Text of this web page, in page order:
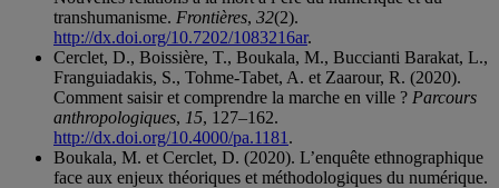
transhumanisme. Frontières, 32(2).
http://dx.doi.org/10.7202/1083216ar.
Cerclet, D., Boissière, T., Boukala, M., Buccianti Barakat, L.,
Franguiadakis, S., Tohme-Tabet, A. et Zaarour, R. (2020).
Comment saisir et comprendre la marche en ville ? Parcours
anthropologiques, 15, 127–162.
http://dx.doi.org/10.4000/pa.1181 .
Boukala, M. et Cerclet, D. (2020). L’enquête ethnographique
face aux enjeux théoriques et méthodologiques du numérique.